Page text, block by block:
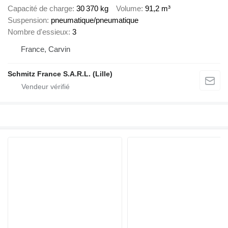
Capacité de charge 30 370 kg Volume 91,2 m³
Suspension pneumatique/pneumatique
Nombre d'essieux 3
France, Carvin
Schmitz France S.A.R.L. (Lille)